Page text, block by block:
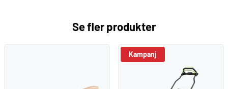
Se fler produkter
Kampanj